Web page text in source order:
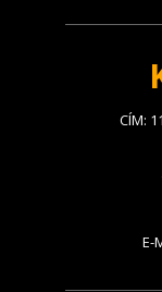
CÍM:
E-